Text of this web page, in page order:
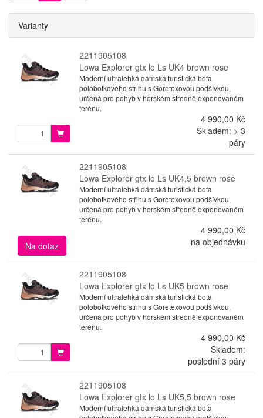
Varianty
2211905108
Lowa Explorer gtx lo Ls UK4 brown rose
Moderní ultralehká dámská turistická bota
polobotkového střihu s Goretexovou podšívkou,
určená pro pohyb v horském středně exponovaném
terénu.
4 990,00 Kč
Skladem: > 3
páry
2211905108
Lowa Explorer gtx lo Ls UK4,5 brown rose
Moderní ultralehká dámská turistická bota
polobotkového střihu s Goretexovou podšívkou,
určená pro pohyb v horském středně exponovaném
terénu.
4 990,00 Kč
Na dotaz
na objednávku
2211905108
Lowa Explorer gtx lo Ls UK5 brown rose
Moderní ultralehká dámská turistická bota
polobotkového střihu s Goretexovou podšívkou,
určená pro pohyb v horském středně exponovaném
terénu.
4 990,00 Kč
Skladem:
poslední 3 páry
2211905108
Lowa Explorer gtx lo Ls UK5,5 brown rose
Moderní ultralehká dámská turistická bota